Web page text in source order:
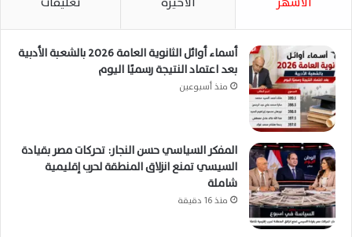
أسماء أوائل الثانوية العامة 2026 بالشعبة الأدبية
بعد اعتماد النتيجة رسميًا اليوم
منذ أسبوعين
المفكر السياسي حسن النجار: تحركات مصر بقيادة
السيسي تمنع انزلاق المنطقة لحرب إقليمية
شاملة
منذ 16 دقيقة